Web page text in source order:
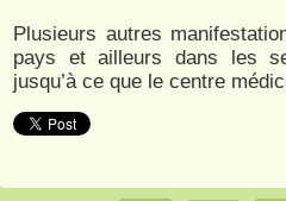
Plusieurs autres
pays et ailleurs dans les
jusqu’à ce que le centre